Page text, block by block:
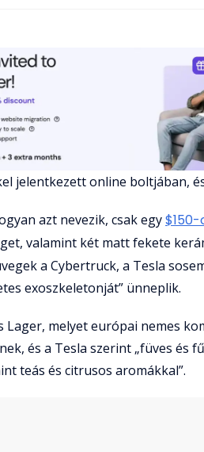
jelentkezett online boltjában,
azt nevezik, csak egy
valamint két matt fekete
a Cybertruck, a Tesla
exoszkeletonját” ünneplik.
Lager, melyet európai nemes
és a Tesla szerint „füves és
teás és citrusos aromákkal”.